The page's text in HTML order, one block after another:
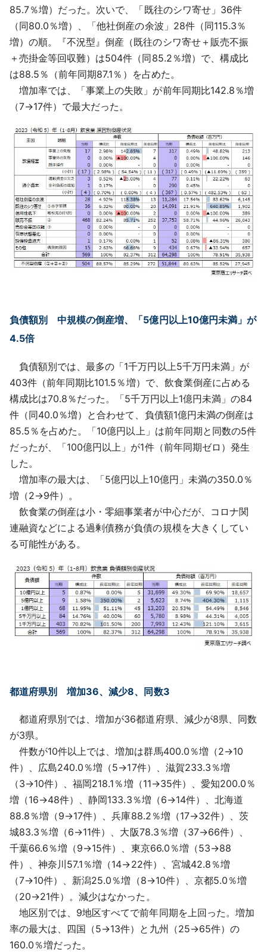
85.7％増）だった。次いで、「既往のシワ寄せ」36件
（同80.0％増）、「他社倒産の余波」28件（同115.3％
増）の順。『不況型』倒産（既往のシワ寄せ＋販売不振
＋売掛金等回収難）は504件（同85.2％増）で、構成比
は88.5％（前年同期87.1％）を占めた。
増加率では、「事業上の失敗」が前年同期比142.8％増
（7→17件）で最大だった。
負債額別 中規模の倒産増、「5億円以上10億円未満」が
4.5倍
負債額別では、最多の「1千万円以上5千万円未満」が
403件（前年同期比101.5％増）で、飲食業倒産に占める
構成比は70.8％だった。「5千万円以上1億円未満」の84
件（同40.0％増）と合わせて、負債額1億円未満の倒産は
85.5％を占めた。「10億円以上」は前年同期と同数の5件
だったが、「100億円以上」が1件（前年同期ゼロ）発生
した。
増加率の最大は、「5億円以上10億円」未満の350.0％
増（2→9件）。
飲食業の倒産は小・零細事業者が中心だが、コロナ関
連融資などによる過剰債務が負債の規模を大きくしてい
る可能性がある。
都道府県別 増加36、減少8、同数3
都道府県別では、増加が36都道府県、減少が8県、同数
が3県。
件数が10件以上では、増加は群馬400.0％増（2→10
件）、広島240.0％増（5→17件）、滋賀233.3％増
（3→10件）、福岡218.1％増（11→35件）、愛知200.0％
増（16→48件）、静岡133.3％増（6→14件）、北海道
88.8％増（9→17件）、兵庫88.2％増（17→32件）、茨
城83.3％増（6→11件）、大阪78.3％増（37→66件）、
千葉66.6％増（9→15件）、東京66.0％増（53→88
件）、神奈川57.1％増（14→22件）、宮城42.8％増
（7→10件）、新潟25.0％増（8→10件）、京都5.0％増
（20→21件）。減少はなかった。
地区別では、9地区すべてで前年同期を上回った。増加
率の最大は、四国（5→13件）と九州（25→65件）の
160.0％増だった。